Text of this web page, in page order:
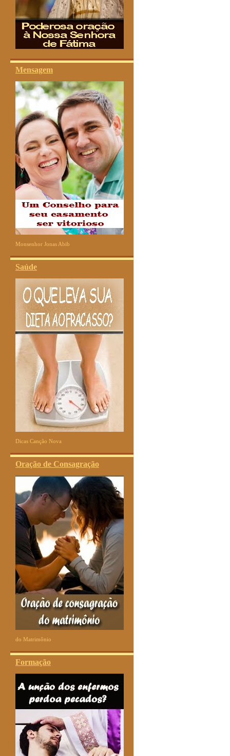
Mensagem
Monsenhor Jonas Abib
Saúde
Dicas Canção Nova
Oração de Consagração
do Matrimônio
Formação